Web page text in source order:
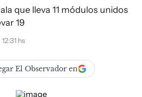
que lleva 11 módulos unidos
19
12:31 hs
El Observador en